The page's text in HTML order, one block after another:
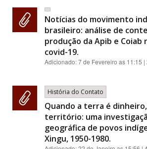
Notícias do movimento
brasileiro: análise de
produção da Apib e Coiab
covid-19.
Adicionado:7 de Fevereiro as 11:15 |
História do Contato
Quando a terra é
território: uma
geográfica de povos
Xingu, 1950-1980.